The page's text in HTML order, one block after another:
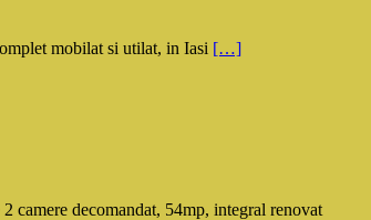
mobilat si utilat, in Iasi […]
decomandat, 54mp, integral renovat